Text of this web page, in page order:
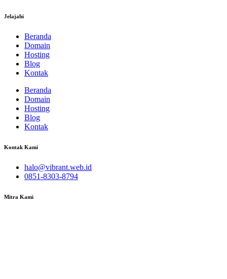
Jelajahi
Beranda
Domain
Hosting
Blog
Kontak
Beranda
Domain
Hosting
Blog
Kontak
Kontak Kami
halo@vibrant.web.id
0851-8303-8794
Mitra Kami